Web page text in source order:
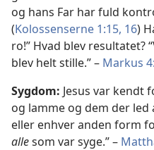
og hans Far har fuld
(Kolossenserne 1:15, 16)
ro!” Hvad blev resultatet?
blev helt stille.” – Markus
Sygdom: Jesus var kendt
og lamme og dem der led
eller enhver anden form
allesom var syge.” –